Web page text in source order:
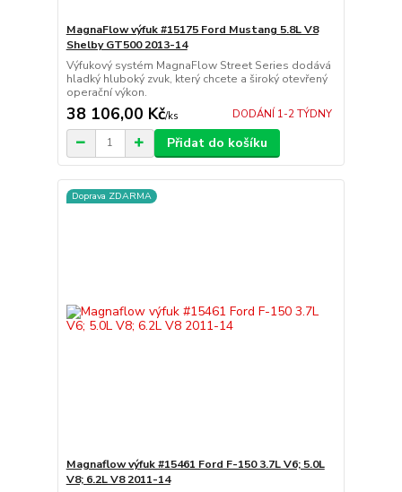
MagnaFlow výfuk #15175 Ford Mustang 5.8L V8
Shelby GT500 2013-14
Výfukový systém MagnaFlow Street Series dodává
hladký hluboký zvuk, který chcete a široký otevřený
operační výkon.
38 106,00 Kč/ks DODÁNÍ 1-2 TÝDNY
Přidat do košíku
Doprava ZDARMA
Magnaflow výfuk #15461 Ford F-150 3.7L V6; 5.0L
V8; 6.2L V8 2011-14